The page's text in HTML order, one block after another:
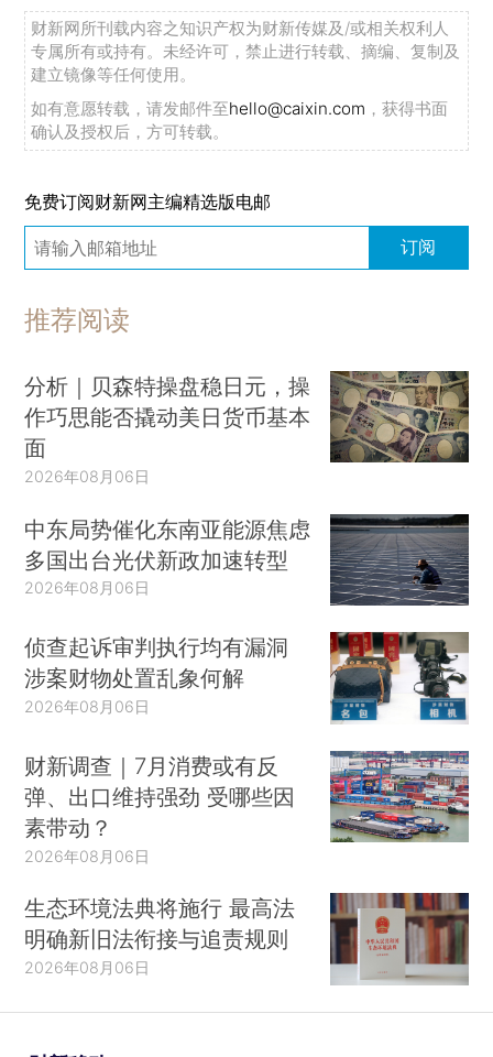
财新网所刊载内容之知识产权为财新传媒及/或相关权利人
专属所有或持有。未经许可，禁止进行转载、摘编、复制及
建立镜像等任何使用。
如有意愿转载，请发邮件至hello@caixin.com ，获得书面
确认及授权后，方可转载。
免费订阅财新网主编精选版电邮
订阅
推荐阅读
分析｜贝森特操盘稳日元，操
作巧思能否撬动美日货币基本
面
2026年08月06日
中东局势催化东南亚能源焦虑
多国出台光伏新政加速转型
2026年08月06日
侦查起诉审判执行均有漏洞
涉案财物处置乱象何解
2026年08月06日
财新调查｜7月消费或有反
弹、出口维持强劲 受哪些因
素带动？
2026年08月06日
生态环境法典将施行 最高法
明确新旧法衔接与追责规则
2026年08月06日